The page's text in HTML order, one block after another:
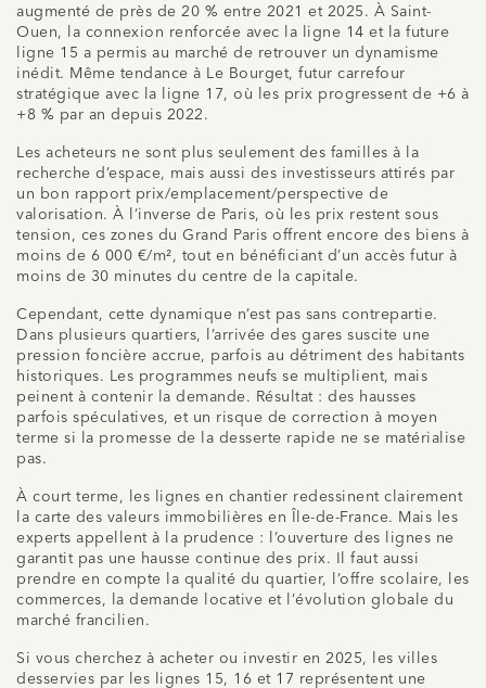
augmenté de près de 20 % entre 2021 et 2025. À Saint-
Ouen, la connexion renforcée avec la ligne 14 et la future
ligne 15 a permis au marché de retrouver un dynamisme
inédit. Même tendance à Le Bourget, futur carrefour
stratégique avec la ligne 17, où les prix progressent de +6 à
+8 % par an depuis 2022.
Les acheteurs ne sont plus seulement des familles à la
recherche d’espace, mais aussi des investisseurs attirés par
un bon rapport prix/emplacement/perspective de
valorisation. À l’inverse de Paris, où les prix restent sous
tension, ces zones du Grand Paris offrent encore des biens à
moins de 6 000 €/m², tout en bénéficiant d’un accès futur à
moins de 30 minutes du centre de la capitale.
Cependant, cette dynamique n’est pas sans contrepartie.
Dans plusieurs quartiers, l’arrivée des gares suscite une
pression foncière accrue, parfois au détriment des habitants
historiques. Les programmes neufs se multiplient, mais
peinent à contenir la demande. Résultat : des hausses
parfois spéculatives, et un risque de correction à moyen
terme si la promesse de la desserte rapide ne se matérialise
pas.
À court terme, les lignes en chantier redessinent clairement
la carte des valeurs immobilières en Île-de-France. Mais les
experts appellent à la prudence : l’ouverture des lignes ne
garantit pas une hausse continue des prix. Il faut aussi
prendre en compte la qualité du quartier, l’offre scolaire, les
commerces, la demande locative et l’évolution globale du
marché francilien.
Si vous cherchez à acheter ou investir en 2025, les villes
desservies par les lignes 15, 16 et 17 représentent une